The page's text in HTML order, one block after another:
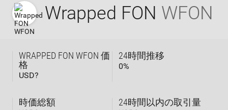
Wrapped FON WFON
WRAPPED FON WFON 価
格
USD?
24時間推移
0%
時価総額 24時間以内の取引量